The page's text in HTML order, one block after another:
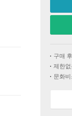
구매
제한없
문화